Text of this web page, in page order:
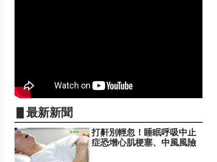
▋最新新聞
打鼾別輕忽！睡眠呼吸中止
症恐增心肌梗塞、中風風險